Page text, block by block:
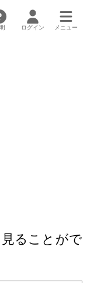
ログイン メニュー
ることがで